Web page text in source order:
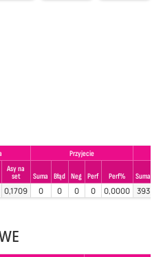
Przyjecie
Asy na
set
Suma Błąd Neg Perf Perf% Suma
0,1709 0 0 0 0 0,0000 393